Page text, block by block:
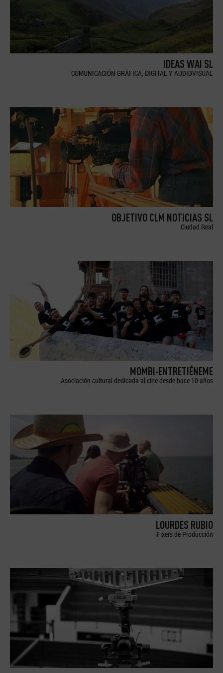
IDEAS WAI SL
COMUNICACIÓN GRÁFICA, DIGITAL Y AUDIOVISUAL
OBJETIVO CLM NOTICIAS SL
Ciudad Real
MOMBI-ENTRETIÉNEME
Asociación cultural dedicada al cine desde hace 10 años
LOURDES RUBIO
Fixers de Producción